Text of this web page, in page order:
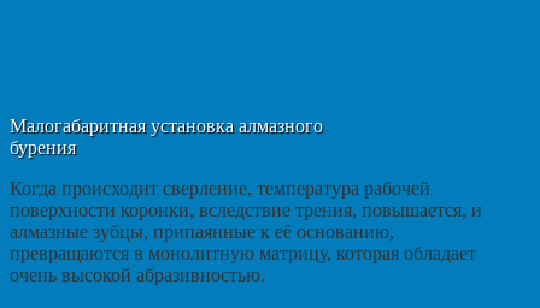
Малогабаритная установка алмазного
бурения
Когда происходит сверление, температура рабочей
поверхности коронки, вследствие трения, повышается, и
алмазные зубцы, припаянные к её основанию,
превращаются в монолитную матрицу, которая обладает
очень высокой абразивностью.